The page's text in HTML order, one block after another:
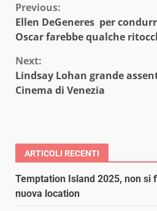
Continue
Reading
Previous:
Ellen DeGeneres per
Oscar farebbe qualche
Next:
Lindsay Lohan grande
Cinema di Venezia
ARTICOLI RECENTI
Temptation Island 2025, non si
nuova location